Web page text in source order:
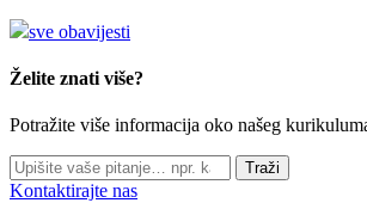
sve obavijesti
Želite znati više?
Potražite više informacija oko našeg
Traži
Kontaktirajte nas